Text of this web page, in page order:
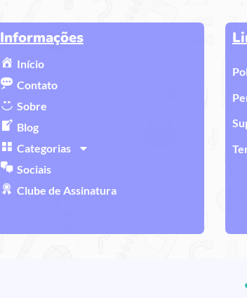
Informações
Início
Contato
Sobre
Blog
Categorias
Sociais
Clube de Assinatura